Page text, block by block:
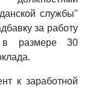
службы"
за работу
в размере 30
к заработной